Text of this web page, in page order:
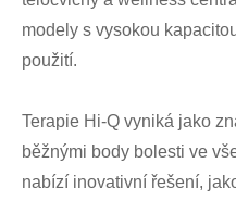
modely s vysokou
použití.
Terapie Hi-Q vyniká jako
běžnými body bolesti ve
nabízí inovativní řešení,